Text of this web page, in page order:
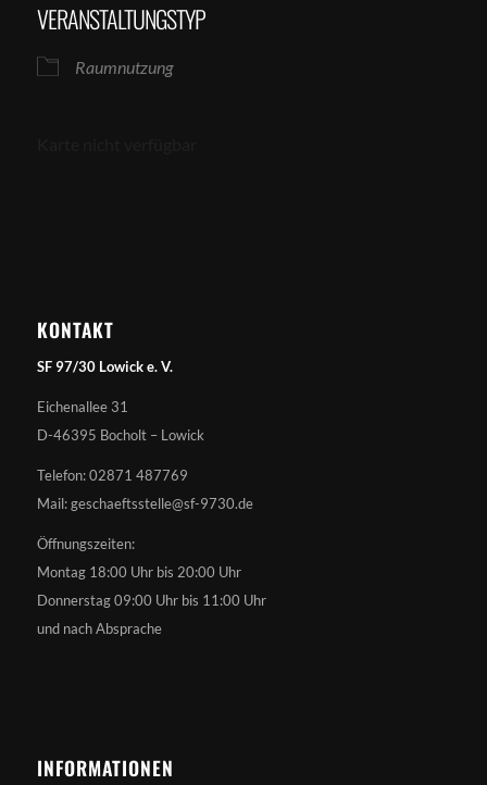
VERANSTALTUNGSTYP
Raumnutzung
KONTAKT
SF 97/30 Lowick e. V.
Eichenallee 31
D-46395 Bocholt – Lowick
Telefon: 02871 487769
Mail: geschaeftsstelle@sf-9730.de
Öffnungszeiten:
Montag 18:00 Uhr bis 20:00 Uhr
Donnerstag 09:00 Uhr bis 11:00 Uhr
und nach Absprache
INFORMATIONEN